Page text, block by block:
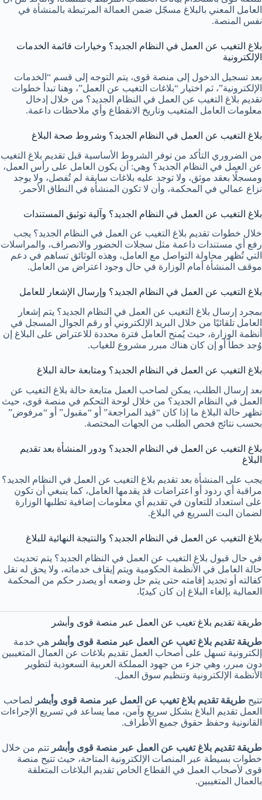
العامل المعني بالبلاغ مسجّل ضمن العمالة المرتبطة بالمنشأة في
نفس المنصة.
بلاغ التغيب عن العمل في النظام الجديد؟ وخيارات قائمة الخدمات
الإلكترونية
بعد تسجيل الدخول إلى منصة قوى، يتم التوجه إلى قسم “الخدمات
الإلكترونية”، ثم اختيار “بلاغات التغيب عن العمل”، وهنا تبدأ خطوات
تقديم بلاغ التغيب عن العمل في النظام الجديد؟ من خلال إدخال
معلومات العامل المتغيب وتاريخ الانقطاع وأي ملاحظات داعمة.
بلاغ التغيب عن العمل في النظام الجديد؟ وشروط صحة البلاغ
من الضروري التأكد من توفر الشروط الأساسية قبل تقديم بلاغ التغيب
عن العمل في النظام الجديد؟ وهي: أن يكون العامل على رأس العمل،
ومسجلًا بعقد موثق، ولا توجد عليه بلاغات سابقة لم تُفصل، ولا يوجد
نزاع عمالي في المحكمة، وأن لا تكون المنشأة في النطاق الأحمر.
بلاغ التغيب عن العمل في النظام الجديد؟ وآلية توثيق المستندات
خلال خطوات تقديم بلاغ التغيب عن العمل في النظام الجديد؟ يجب
رفع أي مستندات داعمة مثل سجلات الحضور والانصراف، والمراسلات
التي تُظهر محاولة التواصل مع العامل، وهذه الوثائق تساهم في دعم
موقف المنشأة أمام الوزارة في حال وجود اعتراض من العامل.
بلاغ التغيب عن العمل في النظام الجديد؟ وإرسال الإشعار للعامل
بمجرد إرسال بلاغ التغيب عن العمل في النظام الجديد؟ يتم إشعار
العامل تلقائيًا من خلال البريد الإلكتروني أو رقم الجوال المسجل في
أنظمة الوزارة، حيث يُمنح العامل فترة محددة للاعتراض على البلاغ إن
وُجد خطأ أو إن كان هناك مبرر مشروع للغياب.
بلاغ التغيب عن العمل في النظام الجديد؟ ومتابعة حالة البلاغ
بعد إرسال الطلب، يمكن لصاحب العمل متابعة حالة بلاغ التغيب عن
العمل في النظام الجديد؟ من خلال لوحة التحكم في منصة قوى، حيث
تظهر حالة البلاغ ما إذا كان “قيد المراجعة” أو “مقبول” أو “مرفوض”
بحسب نتائج فحص الطلب من الجهات المختصة.
بلاغ التغيب عن العمل في النظام الجديد؟ ودور المنشأة بعد تقديم
البلاغ
يجب على المنشأة بعد تقديم بلاغ التغيب عن العمل في النظام الجديد؟
مراقبة أي ردود أو اعتراضات قد يقدمها العامل، كما ينبغي أن تكون
على استعداد للتعاون في تقديم أي معلومات إضافية تطلبها الوزارة
لضمان البت السريع في البلاغ.
بلاغ التغيب عن العمل في النظام الجديد؟ والنتيجة النهائية للبلاغ
في حال قبول بلاغ التغيب عن العمل في النظام الجديد؟ يتم تحديث
حالة العامل في الأنظمة الحكومية ويتم إيقاف خدماته، ولا يحق له نقل
كفالته أو تجديد إقامته حتى يتم حل وضعه أو يصدر حكم من المحكمة
العمالية بإلغاء البلاغ إن كان كيديًا.
طريقة تقديم بلاغ تغيب عن العمل عبر منصة قوى وأبشر
طريقة تقديم بلاغ تغيب عن العمل عبر منصة قوى وأبشر هي خدمة
إلكترونية تسهل على أصحاب العمل تقديم بلاغات عن العمال المتغيبين
دون مبرر، وهي جزء من جهود المملكة العربية السعودية لتطوير
الأنظمة الإلكترونية وتنظيم سوق العمل.
تتيح طريقة تقديم بلاغ تغيب عن العمل عبر منصة قوى وأبشر لصاحب
العمل تقديم البلاغ بشكل سريع وآمن، مما يساعد في تسريع الإجراءات
القانونية وحفظ حقوق جميع الأطراف.
طريقة تقديم بلاغ تغيب عن العمل عبر منصة قوى وأبشر تتم من خلال
خطوات بسيطة عبر المنصات الإلكترونية المتاحة، حيث تتيح منصة
قوى لأصحاب العمل في القطاع الخاص تقديم البلاغات المتعلقة
بالعمال المتغيبين.